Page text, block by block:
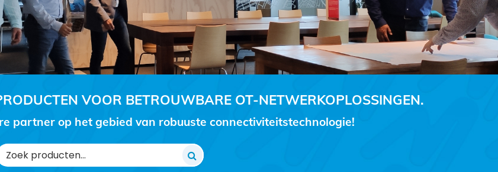
VOOR BETROUWBARE OT-NETWERKOPLOSSINGEN.
partner op het gebied van robuuste connectiviteitstechnologie!